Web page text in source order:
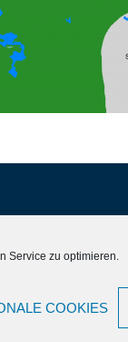
Service zu optimieren.
COOKIES